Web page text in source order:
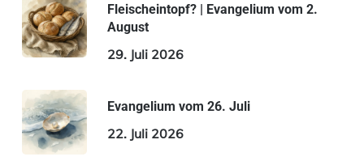
Fleischeintopf? | Evangelium vom 2.
August
29. Juli 2026
Evangelium vom 26. Juli
22. Juli 2026